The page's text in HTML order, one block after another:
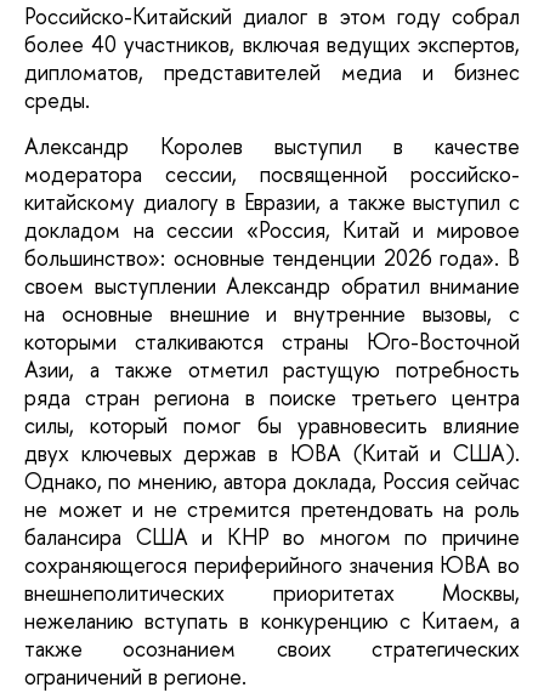
Российско-Китайский диалог в этом году собрал
более 40 участников, включая ведущих экспертов,
дипломатов, представителей медиа и бизнес
среды.
Александр Королев выступил в качестве
модератора сессии, посвященной российско-
китайскому диалогу в Евразии, а также выступил с
докладом на сессии «Россия, Китай и мировое
большинство»: основные тенденции 2026 года». В
своем выступлении Александр обратил внимание
на основные внешние и внутренние вызовы, с
которыми сталкиваются страны Юго-Восточной
Азии, а также отметил растущую потребность
ряда стран региона в поиске третьего центра
силы, который помог бы уравновесить влияние
двух ключевых держав в ЮВА (Китай и США).
Однако, по мнению, автора доклада, Россия сейчас
не может и не стремится претендовать на роль
балансира США и КНР во многом по причине
сохраняющегося периферийного значения ЮВА во
внешнеполитических приоритетах Москвы,
нежеланию вступать в конкуренцию с Китаем, а
также осознанием своих стратегических
ограничений в регионе.